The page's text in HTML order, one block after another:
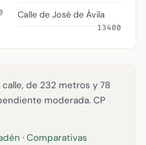
Calle de José de Ávila
13400
calle, de 232 metros y 78
moderada. CP
· Comparativas